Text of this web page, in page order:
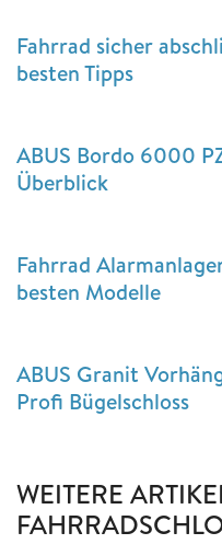
Fahrrad sicher
besten Tipps
ABUS Bordo 6000
Überblick
Fahrrad
besten Modelle
ABUS Granit
Profi Bügelschloss
WEITERE